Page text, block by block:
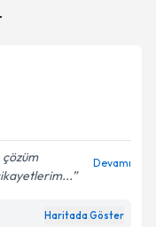
almanız için bir
ilişkin
Aydınlatma
belirtilen
çözüm
Devamı
Haritada Göster